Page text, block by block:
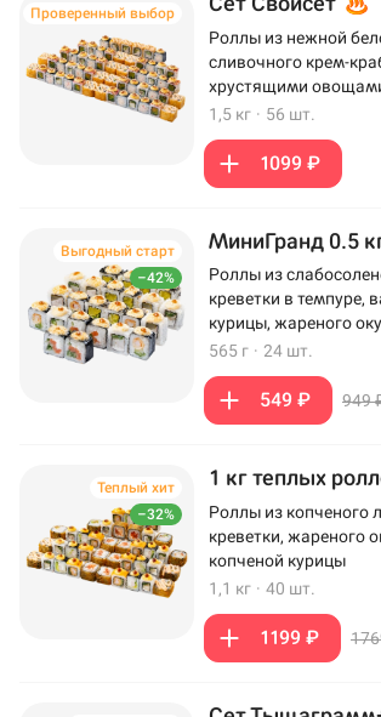
Проверенный выбор
Роллы из нежной
сливочного крем-
хрустящими
1,5 кг · 56 шт.
1099 ₽
–42%
Выгодный старт МиниГранд 0.5
Роллы из
креветки в темпуре,
курицы, жареного
565 г · 24 шт.
549 ₽ 949
–32%
Теплый хит 1 кг теплых
Роллы из копченого
креветки, жареного
копченой курицы
1,1 кг · 40 шт.
1199 ₽